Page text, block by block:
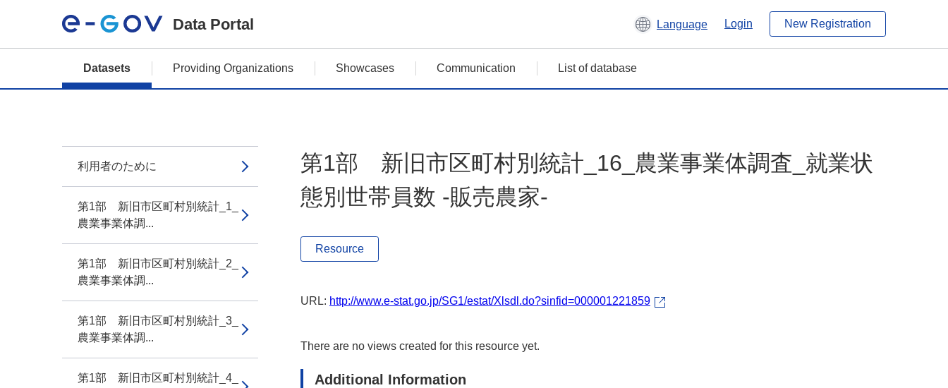
Data Portal Language Login New Registration
Datasets Providing Organizations Showcases Communication List of database
利用者のために
第1部 新旧市区町村別統計_1_
農業事業体調...
第1部 新旧市区町村別統計_2_
農業事業体調...
第1部 新旧市区町村別統計_3_
農業事業体調...
第1部 新旧市区町村別統計_4_
第1部 新旧市区町村別統計_16_農業事業体調査_就業状
態別世帯員数 -販売農家-
Resource
URL: http://www.e-stat.go.jp/SG1/estat/Xlsdl.do?sinfid=000001221859
There are no views created for this resource yet.
Additional Information